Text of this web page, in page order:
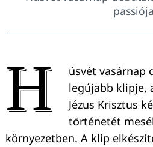
H
úsvét vasárnap
legújabb klipje,
Jézus Krisztus
történetét
környezetben. A klip